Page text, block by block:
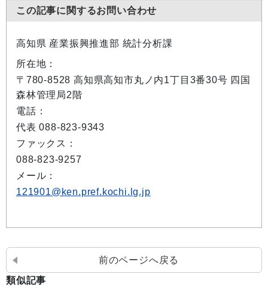
この記事に関するお問い合わせ
高知県 産業振興推進部 統計分析課
所在地：
〒780-8528 高知県高知市丸ノ内1丁目3番30号 四国
森林管理局2階
電話：
代表 088-823-9343
ファックス：
088-823-9257
メール：
121901@ken.pref.kochi.lg.jp
前のページへ戻る
類似記事